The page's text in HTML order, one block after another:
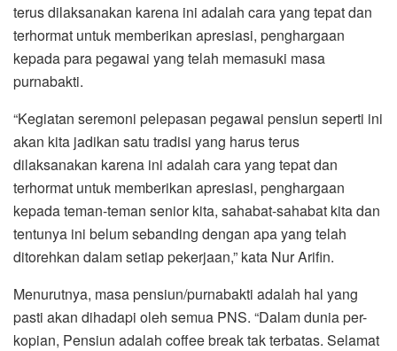
terus dilaksanakan karena ini adalah cara yang tepat dan
terhormat untuk memberikan apresiasi, penghargaan
kepada para pegawai yang telah memasuki masa
purnabakti.
“Kegiatan seremoni pelepasan pegawai pensiun seperti ini
akan kita jadikan satu tradisi yang harus terus
dilaksanakan karena ini adalah cara yang tepat dan
terhormat untuk memberikan apresiasi, penghargaan
kepada teman-teman senior kita, sahabat-sahabat kita dan
tentunya ini belum sebanding dengan apa yang telah
ditorehkan dalam setiap pekerjaan,” kata Nur Arifin.
Menurutnya, masa pensiun/purnabakti adalah hal yang
pasti akan dihadapi oleh semua PNS. “Dalam dunia per-
kopian, Pensiun adalah coffee break tak terbatas. Selamat